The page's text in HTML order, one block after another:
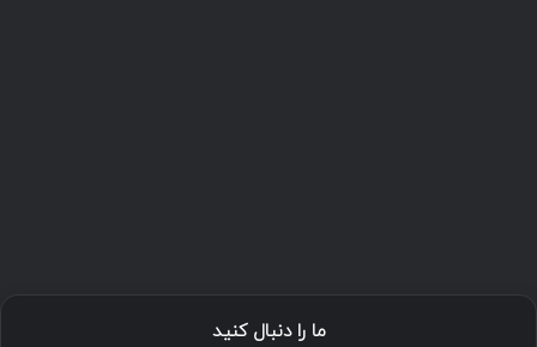
ما را دنبال کنید